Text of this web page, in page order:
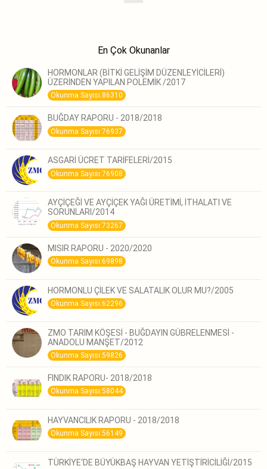
En Çok Okunanlar
HORMONLAR (BİTKİ GELİŞİM DÜZENLEYİCİLERİ)
ÜZERİNDEN YAPILAN POLEMİK /2017
Okunma Sayısı:86310
BUĞDAY RAPORU - 2018/2018
Okunma Sayısı:76937
ASGARİ ÜCRET TARİFELERİ/2015
Okunma Sayısı:76908
AYÇİÇEĞİ VE AYÇİÇEK YAĞI ÜRETİMİ, İTHALATI VE
SORUNLARI/2014
Okunma Sayısı:73267
MISIR RAPORU - 2020/2020
Okunma Sayısı:69898
HORMONLU ÇİLEK VE SALATALIK OLUR MU?/2005
Okunma Sayısı:62296
ZMO TARIM KÖŞESİ - BUĞDAYIN GÜBRELENMESİ -
ANADOLU MANŞET/2012
Okunma Sayısı:59826
FINDIK RAPORU- 2018/2018
Okunma Sayısı:58044
HAYVANCILIK RAPORU - 2018/2018
Okunma Sayısı:56149
TÜRKİYE‘DE BÜYÜKBAŞ HAYVAN YETİŞTİRİCİLİĞİ/2015